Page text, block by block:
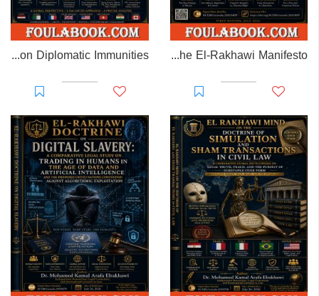
Prisoner of Perception: The El-Rakhawi Manifesto
EL-RAKHAWI MONOGRAPH on Diplomatic Immunities